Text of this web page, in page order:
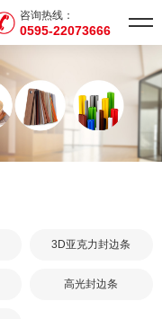
咨询热线：
0595-22073666
3D亚克力封边条
高光封边条